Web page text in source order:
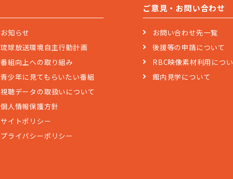
お知らせ
琉球放送環境自主行動計画
番組向上への取り組み
青少年に見てもらいたい番組
視聴データの取扱いについて
個人情報保護方針
サイトポリシー
プライバシーポリシー
ご意見・お問い合わせ
お問い合わせ先一覧
後援等の申請について
RBC映像素材利用につ
館内見学について